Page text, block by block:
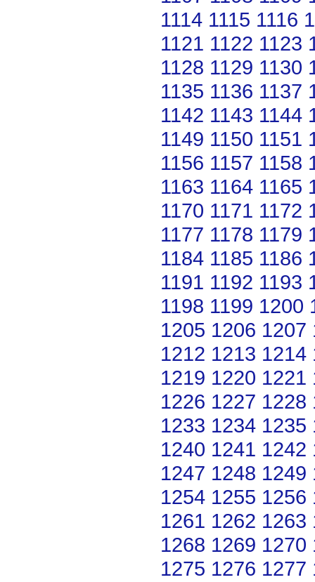
1114 1115 1116
1121 1122 1123
1128 1129 1130
1135 1136 1137
1142 1143 1144
1149 1150 1151
1156 1157 1158
1163 1164 1165
1170 1171 1172
1177 1178 1179
1184 1185 1186
1191 1192 1193
1198 1199 1200
1205 1206 1207
1212 1213 1214
1219 1220 1221
1226 1227 1228
1233 1234 1235
1240 1241 1242
1247 1248 1249
1254 1255 1256
1261 1262 1263
1268 1269 1270
1275 1276 1277